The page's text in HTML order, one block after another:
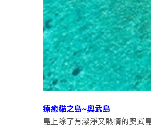
療癒貓之島~奧武島
島上除了有潔淨又熱情的奧武